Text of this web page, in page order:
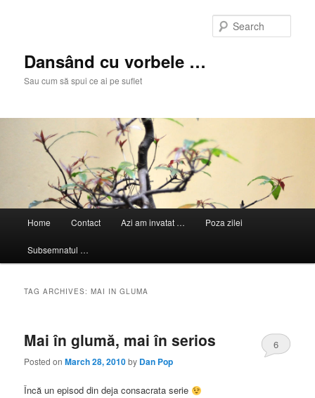
Dansând cu vorbele …
Sau cum să spui ce ai pe suflet
Home Contact Azi am invatat … Poza zilei
Subsemnatul …
TAG ARCHIVES:MAI IN GLUMA
Mai în glumă, mai în serios
Posted onMarch 28, 2010by Dan Pop
6
Încă un episod din deja consacrata serie